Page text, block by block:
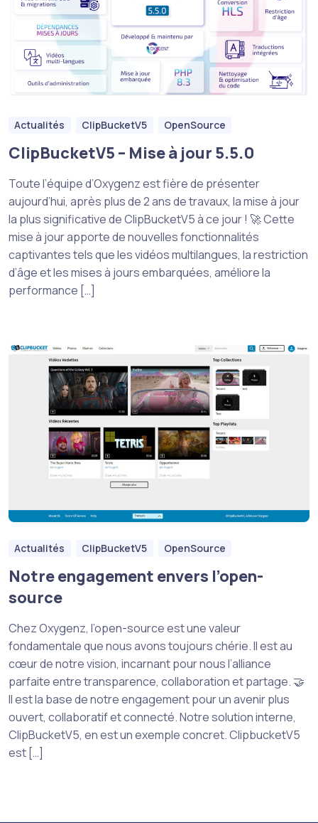
Actualités ClipBucketV5 OpenSource
ClipBucketV5 – Mise à jour 5.5.0
Toute l’équipe d’Oxygenz est fière de présenter
aujourd’hui, après plus de 2 ans de travaux, la mise à jour
la plus significative de ClipBucketV5 à ce jour ! 🚀 Cette
mise à jour apporte de nouvelles fonctionnalités
captivantes tels que les vidéos multilangues, la restriction
d’âge et les mises à jours embarquées, améliore la
performance […]
Actualités ClipBucketV5 OpenSource
Notre engagement envers l’open-
source
Chez Oxygenz, l’open-source est une valeur
fondamentale que nous avons toujours chérie. Il est au
cœur de notre vision, incarnant pour nous l’alliance
parfaite entre transparence, collaboration et partage. 🤝
Il est la base de notre engagement pour un avenir plus
ouvert, collaboratif et connecté. Notre solution interne,
ClipBucketV5, en est un exemple concret. ClipbucketV5
est […]